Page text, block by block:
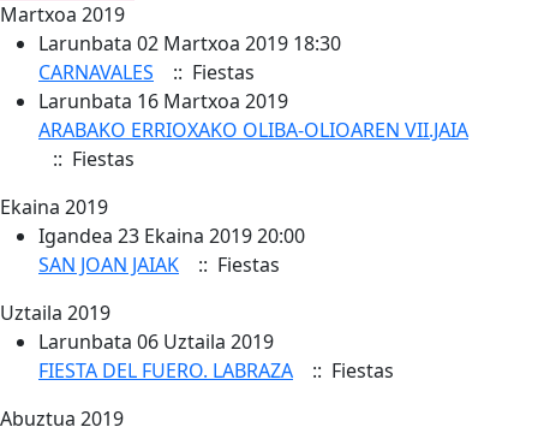
Martxoa 2019
Larunbata 02 Martxoa 2019 18:30
CARNAVALES
:: Fiestas
Larunbata 16 Martxoa 2019
ARABAKO ERRIOXAKO OLIBA-OLIOAREN VII.JAIA
:: Fiestas
Ekaina 2019
Igandea 23 Ekaina 2019 20:00
SAN JOAN JAIAK
:: Fiestas
Uztaila 2019
Larunbata 06 Uztaila 2019
FIESTA DEL FUERO. LABRAZA
:: Fiestas
Abuztua 2019